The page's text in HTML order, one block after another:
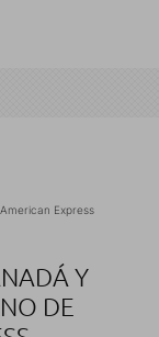
Express
Y
DE